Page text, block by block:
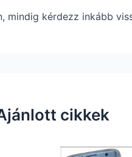
mindig kérdezz inkább
cikkek